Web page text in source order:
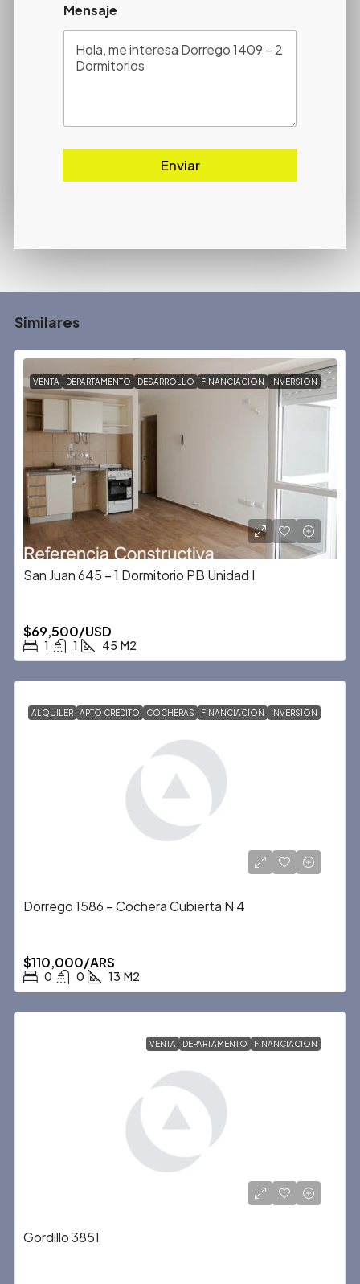
Mensaje
Enviar
Similares
VENTA DEPARTAMENTO DESARROLLO FINANCIACION INVERSION
San Juan 645 – 1 Dormitorio PB Unidad I
$69,500/USD
1 1 45 M2
ALQUILER APTO CREDITO COCHERAS FINANCIACION INVERSION
Dorrego 1586 – Cochera Cubierta N 4
$110,000/ARS
0 0 13 M2
VENTA DEPARTAMENTO FINANCIACION
Gordillo 3851